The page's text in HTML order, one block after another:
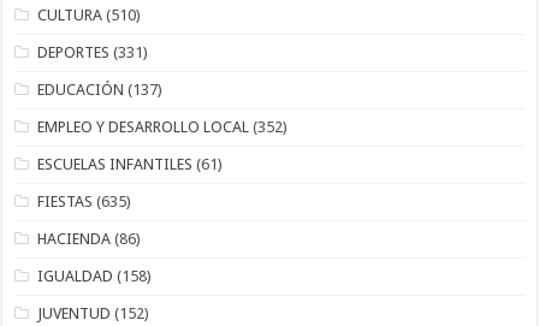
CULTURA (510)
DEPORTES (331)
EDUCACIÓN (137)
EMPLEO Y DESARROLLO LOCAL (352)
ESCUELAS INFANTILES (61)
FIESTAS (635)
HACIENDA (86)
IGUALDAD (158)
JUVENTUD (152)